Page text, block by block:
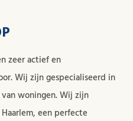
zeer actief en
Wij zijn gespecialiseerd in
woningen. Wij zijn
een perfecte